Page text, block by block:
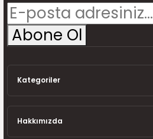
Abone Ol
Kategoriler
Hakkımızda